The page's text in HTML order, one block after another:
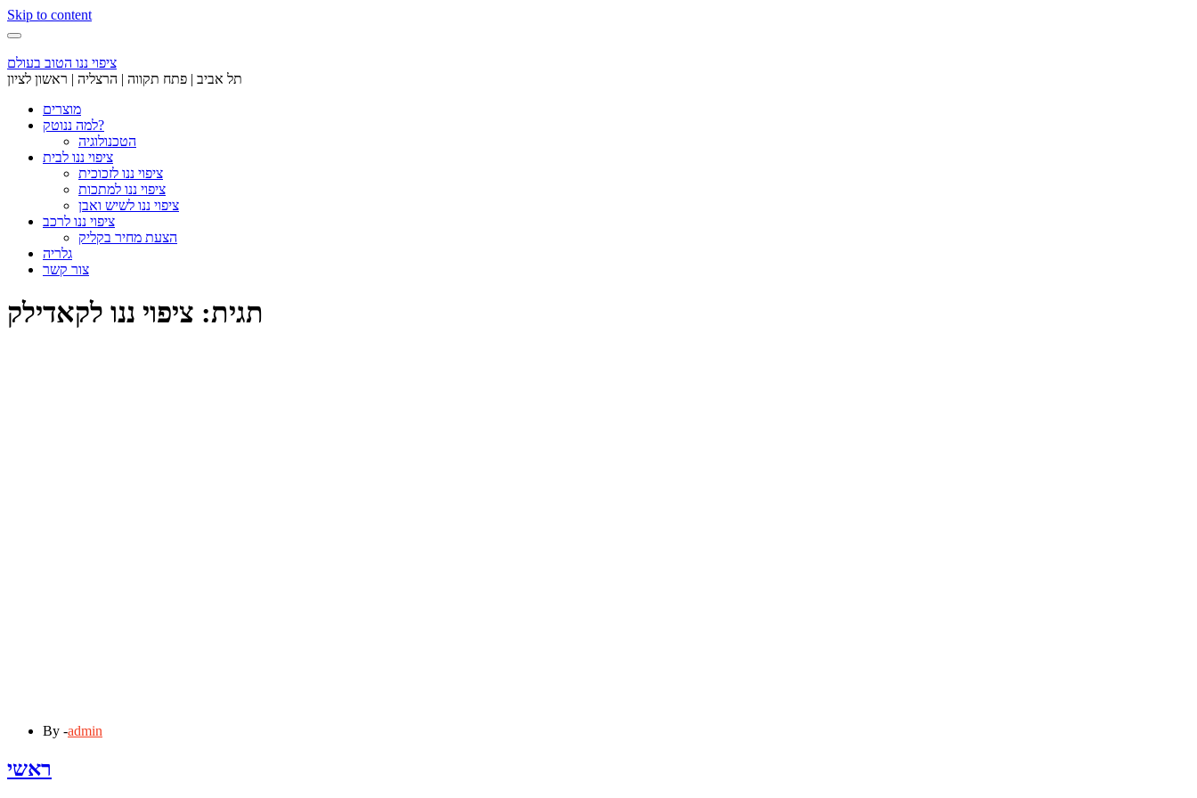
Skip to content
ציפוי ננו הטוב בעולם
תל אביב | פתח תקווה | הרצליה | ראשון לציון
מוצרים
למה ננוטק?
הטכנולוגיה
ציפוי ננו לבית
ציפוי ננו לזכוכית
ציפוי ננו למתכות
ציפוי ננו לשיש ואבן
ציפוי ננו לרכב
הצעת מחיר בקליק
גלריה
צור קשר
תגית: ציפוי ננו לקאדילק
By -admin
ראשי